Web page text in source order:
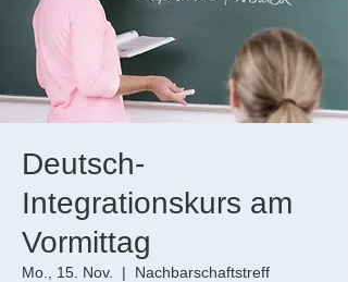
Deutsch-
Integrationskurs am
Vormittag
Mo., 15. Nov.
  |
Nachbarschaftstreff